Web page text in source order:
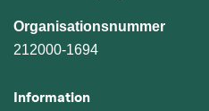
Organisationsnummer
212000-1694
Information